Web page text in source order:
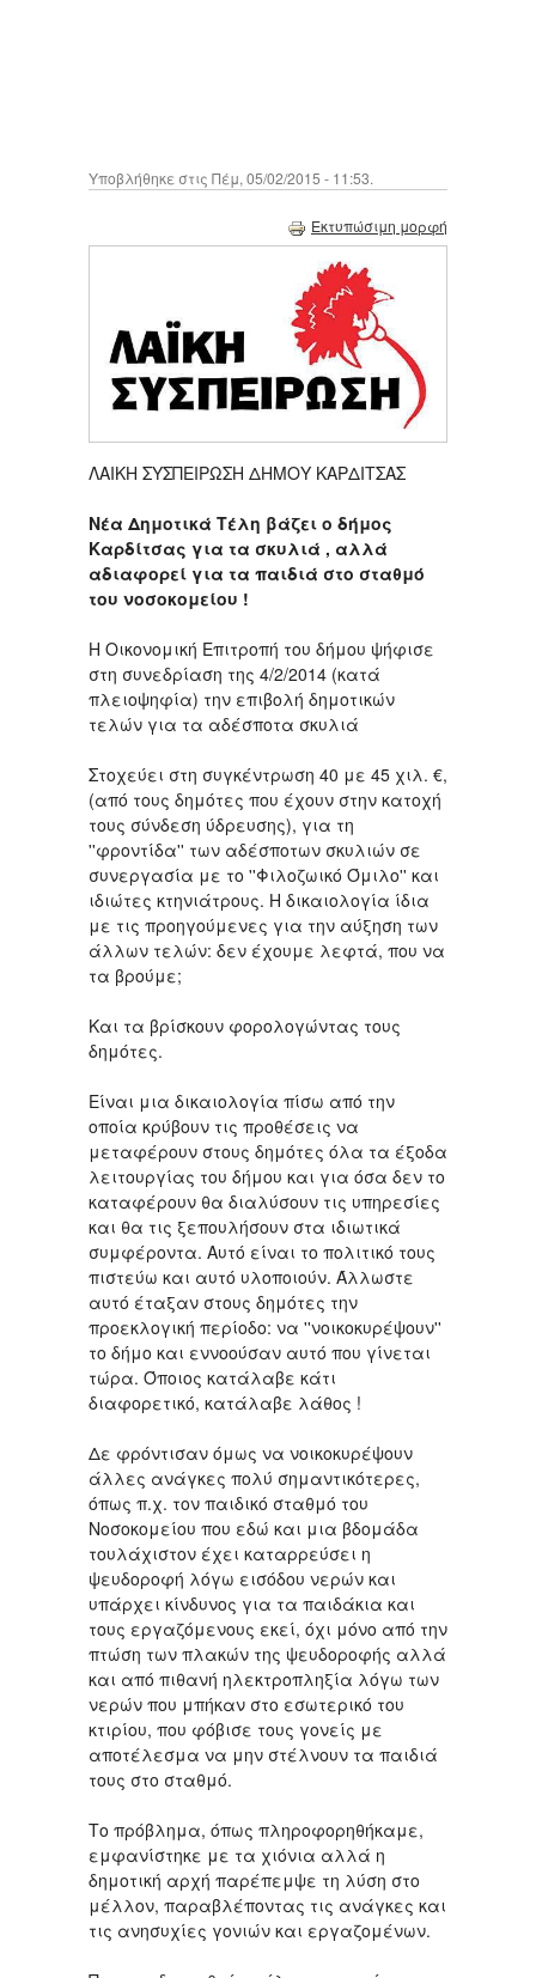
Υποβλήθηκε στις Πέμ, 05/02/2015 - 11:53.
Εκτυπώσιμη μορφή
ΛΑΙΚΗ ΣΥΣΠΕΙΡΩΣΗ ΔΗΜΟΥ ΚΑΡΔΙΤΣΑΣ
Νέα Δημοτικά Τέλη βάζει ο δήμος
Καρδίτσας για τα σκυλιά , αλλά
αδιαφορεί για τα παιδιά στο σταθμό
του νοσοκομείου !
Η Οικονομική Επιτροπή του δήμου ψήφισε
στη συνεδρίαση της 4/2/2014 (κατά
πλειοψηφία) την επιβολή δημοτικών
τελών για τα αδέσποτα σκυλιά
Στοχεύει στη συγκέντρωση 40 με 45 χιλ. €,
(από τους δημότες που έχουν στην κατοχή
τους σύνδεση ύδρευσης), για τη
''φροντίδα'' των αδέσποτων σκυλιών σε
συνεργασία με το ''Φιλοζωικό Όμιλο'' και
ιδιώτες κτηνιάτρους. Η δικαιολογία ίδια
με τις προηγούμενες για την αύξηση των
άλλων τελών: δεν έχουμε λεφτά, που να
τα βρούμε;
Και τα βρίσκουν φορολογώντας τους
δημότες.
Είναι μια δικαιολογία πίσω από την
οποία κρύβουν τις προθέσεις να
μεταφέρουν στους δημότες όλα τα έξοδα
λειτουργίας του δήμου και για όσα δεν το
καταφέρουν θα διαλύσουν τις υπηρεσίες
και θα τις ξεπουλήσουν στα ιδιωτικά
συμφέροντα. Αυτό είναι το πολιτικό τους
πιστεύω και αυτό υλοποιούν. Άλλωστε
αυτό έταξαν στους δημότες την
προεκλογική περίοδο: να ''νοικοκυρέψουν''
το δήμο και εννοούσαν αυτό που γίνεται
τώρα. Όποιος κατάλαβε κάτι
διαφορετικό, κατάλαβε λάθος !
Δε φρόντισαν όμως να νοικοκυρέψουν
άλλες ανάγκες πολύ σημαντικότερες,
όπως π.χ. τον παιδικό σταθμό του
Νοσοκομείου που εδώ και μια βδομάδα
τουλάχιστον έχει καταρρεύσει η
ψευδοροφή λόγω εισόδου νερών και
υπάρχει κίνδυνος για τα παιδάκια και
τους εργαζόμενους εκεί, όχι μόνο από την
πτώση των πλακών της ψευδοροφής αλλά
και από πιθανή ηλεκτροπληξία λόγω των
νερών που μπήκαν στο εσωτερικό του
κτιρίου, που φόβισε τους γονείς με
αποτέλεσμα να μην στέλνουν τα παιδιά
τους στο σταθμό.
Το πρόβλημα, όπως πληροφορηθήκαμε,
εμφανίστηκε με τα χιόνια αλλά η
δημοτική αρχή παρέπεμψε τη λύση στο
μέλλον, παραβλέποντας τις ανάγκες και
τις ανησυχίες γονιών και εργαζομένων.